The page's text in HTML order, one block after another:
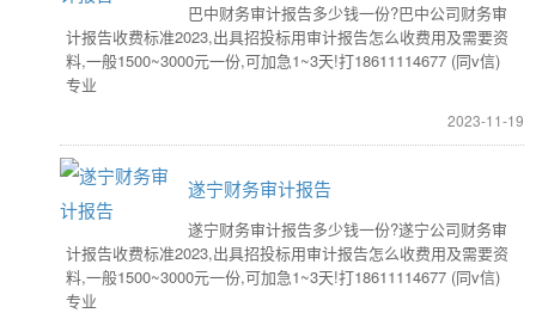
巴中财务审计报告多少钱一份?巴中公司财务审
计报告收费标准2023,出具招投标用审计报告怎么收费用及需要资
料,一般1500~3000元一份,可加急1~3天!打18611114677 (同v信)
专业
2023-11-19
遂宁财务审计报告
遂宁财务审计报告多少钱一份?遂宁公司财务审
计报告收费标准2023,出具招投标用审计报告怎么收费用及需要资
料,一般1500~3000元一份,可加急1~3天!打18611114677 (同v信)
专业